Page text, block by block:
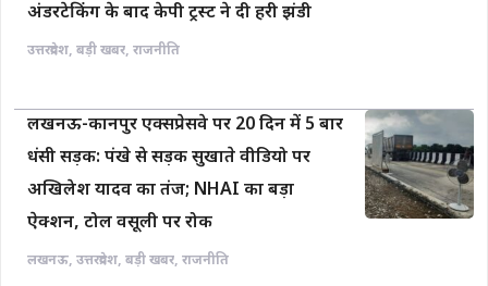
अंडरटेकिंग के बाद केपी ट्रस्ट ने दी हरी झंडी
उत्तरप्रदेश, बड़ी खबर, राजनीति
लखनऊ-कानपुर एक्सप्रेसवे पर 20 दिन में 5 बार
धंसी सड़क: पंखे से सड़क सुखाते वीडियो पर
अखिलेश यादव का तंज; NHAI का बड़ा
ऐक्शन, टोल वसूली पर रोक
लखनऊ, उत्तरप्रदेश, बड़ी खबर, राजनीति